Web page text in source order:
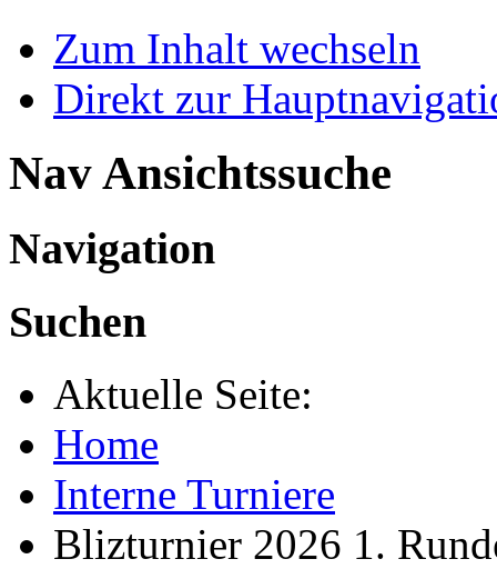
Zum Inhalt wechseln
Direkt zur
Nav Ansichtssuche
Navigation
Suchen
Aktuelle Seite:
Home
Interne Turniere
Blizturnier 2026 1.